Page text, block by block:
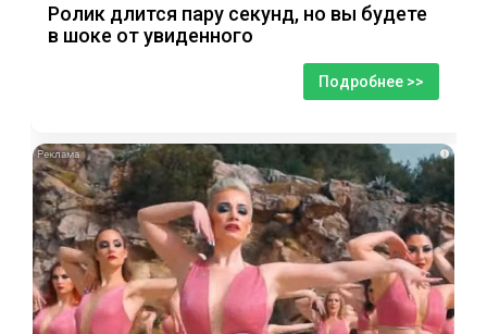
Ролик длится пару секунд, но вы будете
в шоке от увиденного
Подробнее >>
i